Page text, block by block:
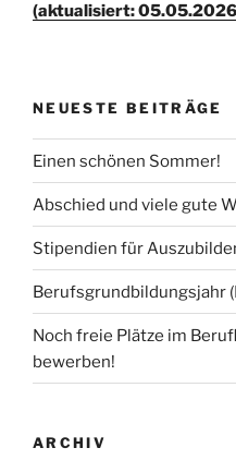
(aktualisiert:
NEUESTE BEITRÄGE
Einen schönen Sommer!
Abschied und viele gute
Stipendien für
Berufsgrundbildungsjahr
Noch freie Plätze im
bewerben!
ARCHIV